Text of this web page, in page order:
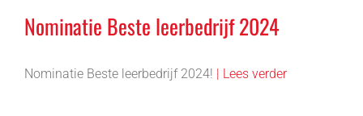
Nominatie Beste leerbedrijf 2024
Nominatie Beste leerbedrijf 2024! | Lees verder